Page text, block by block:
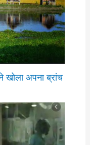
खोला अपना ब्रांच